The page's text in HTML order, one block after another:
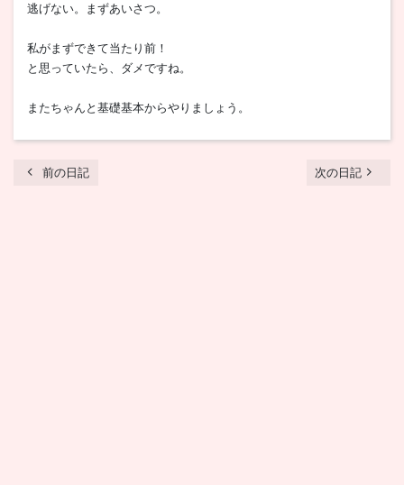
逃げない。まずあいさつ。
私がまずできて当たり前！
と思っていたら、ダメですね。
またちゃんと基礎基本からやりましょう。
chevron_left 前の日記 次の日記 navigate_next